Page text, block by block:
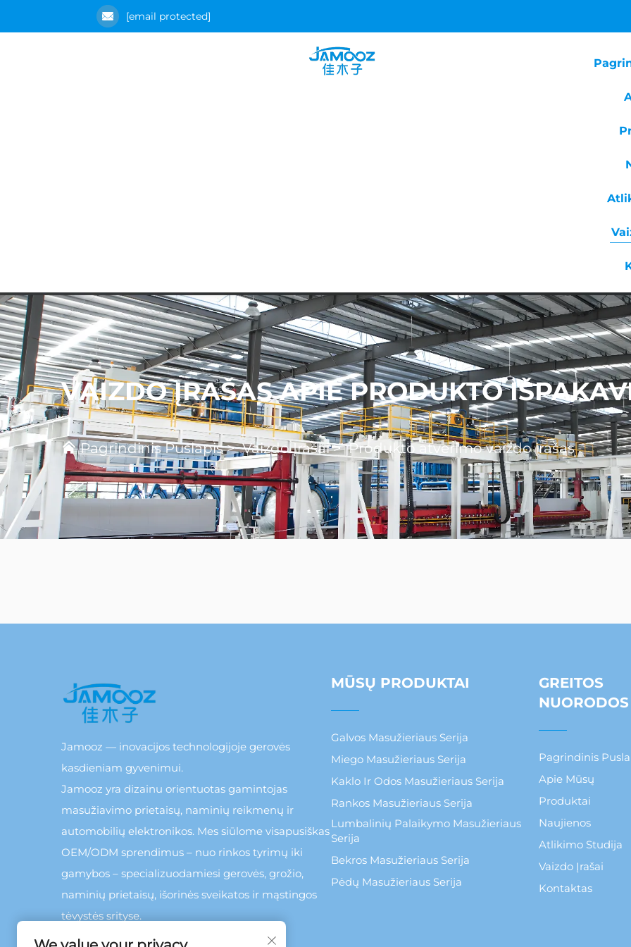
[email protected]
VAIZDO ĮRAŠAS APIE PRODUKTO
Pagrindinis Puslapis>Vaizdo Įrašai>Produkto atverimo vaizdo įrašas
Jamooz — inovacijos technologijoje gerovės
kasdieniam gyvenimui.
Jamooz yra dizainu orientuotas gamintojas
masužiavimo prietaisų, naminių reikmenų ir
automobilių elektronikos. Mes siūlome visapusiškas
OEM/ODM sprendimus – nuo rinkos tyrimų iki
gamybos – specializuodamiesi gerovės, grožio,
naminių prietaisų, išorinės sveikatos ir mąstingos
tėvystės srityse.
MŪSŲ PRODUKTAI
Galvos Masužieriaus Serija
Miego Masužieriaus Serija
Kaklo Ir Odos Masužieriaus Serija
Rankos Masužieriaus Serija
Lumbalinių Palaikymo Masužieriaus
Serija
Bekros Masužieriaus Serija
Pėdų Masužieriaus Serija
GREITOS
NUORODOS
Pagrindinis
Apie Mūsų
Produktai
Naujienos
Atlikimo Studija
Vaizdo Įrašai
Kontaktas